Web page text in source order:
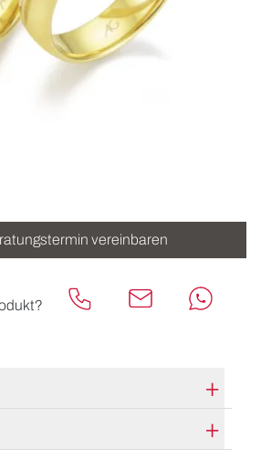
HOCHZEIT
ACCESSOIRES
vereinbaren
HERSTELLERBESCHREIBUNG